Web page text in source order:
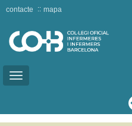
Toggle
contacte mapa